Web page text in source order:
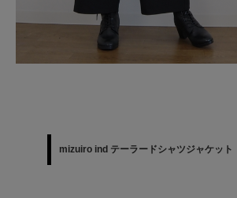
mizuiro ind テーラードシャツジャケット